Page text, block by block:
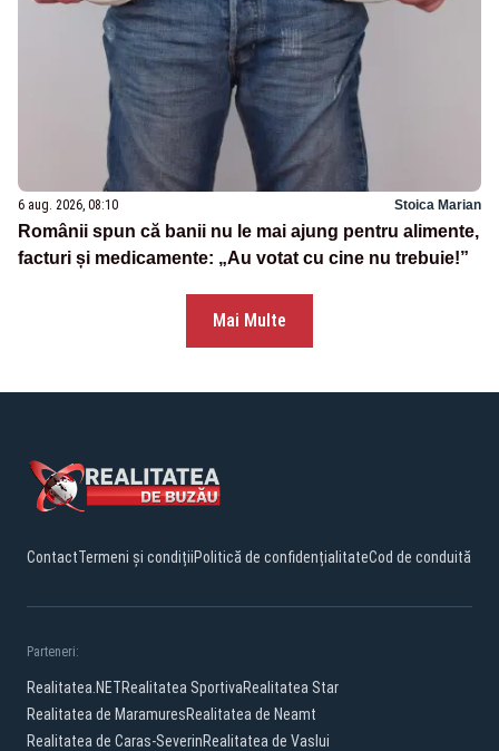
6 aug. 2026, 08:10 Stoica Marian
Românii spun că banii nu le mai ajung pentru alimente,
facturi și medicamente: „Au votat cu cine nu trebuie!”
Mai Multe
ContactTermeni și condițiiPolitică de confidențialitateCod de conduită
Parteneri:
Realitatea.NETRealitatea SportivaRealitatea Star
Realitatea de MaramuresRealitatea de Neamt
Realitatea de Caras-SeverinRealitatea de Vaslui